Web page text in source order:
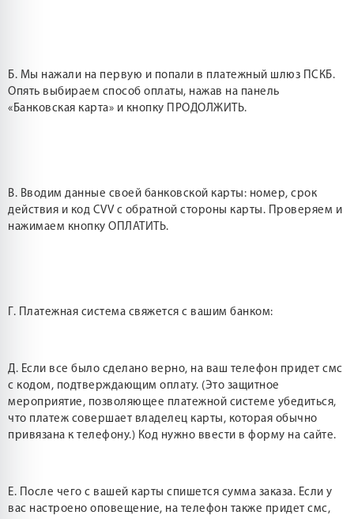
Б. Мы нажали на первую и попали в платежный шлюз ПСКБ.
Опять выбираем способ оплаты, нажав на панель
«Банковская карта» и кнопку ПРОДОЛЖИТЬ.
В. Вводим данные своей банковской карты: номер, срок
действия и код CVV с обратной стороны карты. Проверяем и
нажимаем кнопку ОПЛАТИТЬ.
Г. Платежная система свяжется с вашим банком:
Д. Если все было сделано верно, на ваш телефон придет смс
с кодом, подтверждающим оплату. (Это защитное
мероприятие, позволяющее платежной системе убедиться,
что платеж совершает владелец карты, которая обычно
привязана к телефону.) Код нужно ввести в форму на сайте.
Е. После чего с вашей карты спишется сумма заказа. Если у
вас настроено оповещение, на телефон также придет смс,